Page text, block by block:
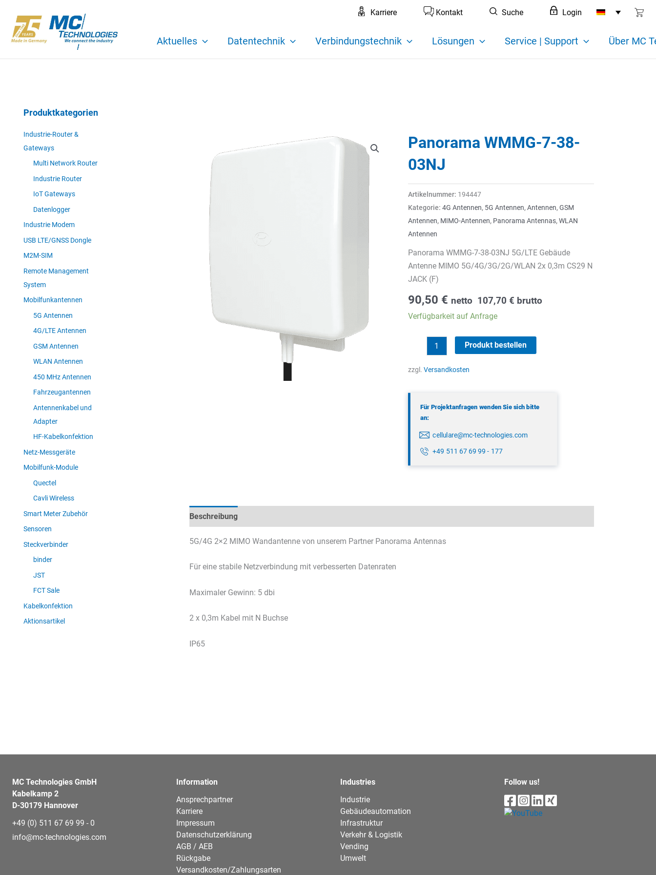
Inhalt
springen
Karriere Kontakt Suche Login
Aktuelles Datentechnik Verbindungstechnik Lösungen Service | Support Über MC
Produktkategorien
Industrie-Router &
Gateways
Multi Network Router
Industrie Router
IoT Gateways
Datenlogger
Industrie Modem
USB LTE/GNSS Dongle
M2M-SIM
Remote Management
System
Mobilfunkantennen
5G Antennen
4G/LTE Antennen
GSM Antennen
WLAN Antennen
450 MHz Antennen
Fahrzeugantennen
Antennenkabel und
Adapter
HF-Kabelkonfektion
Netz-Messgeräte
Mobilfunk-Module
Quectel
Cavli Wireless
Smart Meter Zubehör
Sensoren
Steckverbinder
binder
JST
FCT Sale
Kabelkonfektion
Aktionsartikel
Panorama WMMG-7-38-
03NJ
Artikelnummer: 194447
Kategorie: 4G Antennen, 5G Antennen,Antennen,GSM
Antennen, MIMO-Antennen, Panorama Antennas,WLAN
Antennen
Panorama WMMG-7-38-03NJ 5G/LTE Gebäude
Antenne MIMO 5G/4G/3G/2G/WLAN 2x 0,3m CS29 N
JACK (F)
90,50 € netto 107,70 € brutto
Verfügbarkeit auf Anfrage
Panorama
WMMG-
7-
03NJ
Menge
Produkt bestellen
zzgl. Versandkosten
Für Projektanfragen wenden Sie sich bitte
an:
cellulare@mc-technologies.com
+49 511 67 69 99 - 177
Beschreibung
5G/4G 2×2 MIMO Wandantenne von unserem Partner Panorama Antennas
Für eine stabile Netzverbindung mit verbesserten Datenraten
Maximaler Gewinn: 5 dbi
2 x 0,3m Kabel mit N Buchse
IP65
MC Technologies GmbH
Kabelkamp 2
D-30179 Hannover
+49 (0) 511 67 69 99 - 0
info@mc-technologies.com
Information
Ansprechpartner
Karriere
Impressum
Datenschutzerklärung
AGB / AEB
Rückgabe
Versandkosten/Zahlungsarten
Industries
Industrie
Gebäudeautomation
Infrastruktur
Verkehr & Logistik
Vending
Umwelt
Follow us!